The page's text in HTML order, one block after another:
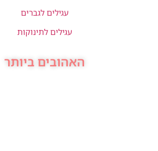
עגילים לגברים
עגילים לתינוקות
האהובים ביותר